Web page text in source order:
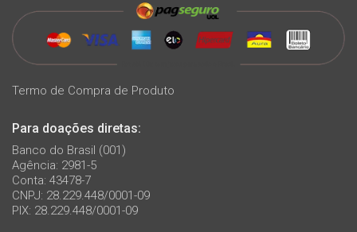
Termo de Compra de Produto
Para doações diretas:
Banco do Brasil (001)
Agência: 2981-5
Conta: 43478-7
CNPJ: 28.229.448/0001-09
PIX: 28.229.448/0001-09